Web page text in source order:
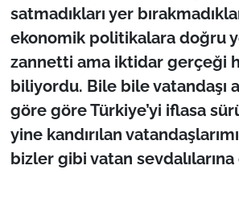
satmadıkları yer
ekonomik politikalara doğru
zannetti ama iktidar gerçeği
biliyordu. Bile bile vatandaşı
göre göre Türkiye’yi iflasa
yine kandırılan
bizler gibi vatan sevdalılarına
Genel-A
Gündem-Eğitim